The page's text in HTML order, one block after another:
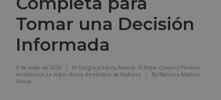
Tomar una Decisión
Informada
9 de mayo de 2026 | In Cirugía plástica, Mamas, El Mejor Cirujano Plástico
en Mallorca, La mejor clínica de estética de Mallorca | By Mallorca Medical
Group